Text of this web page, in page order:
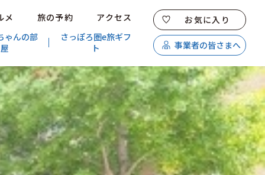
メ 旅の予約
アクセス
ゃんの部
屋
さっぽろ圏e旅ギフ
ト
お気に入り
事業者の皆さまへ
特集 スポット・体験
温泉 イベント
モデルコース エリアガイド
グルメ 旅の予約